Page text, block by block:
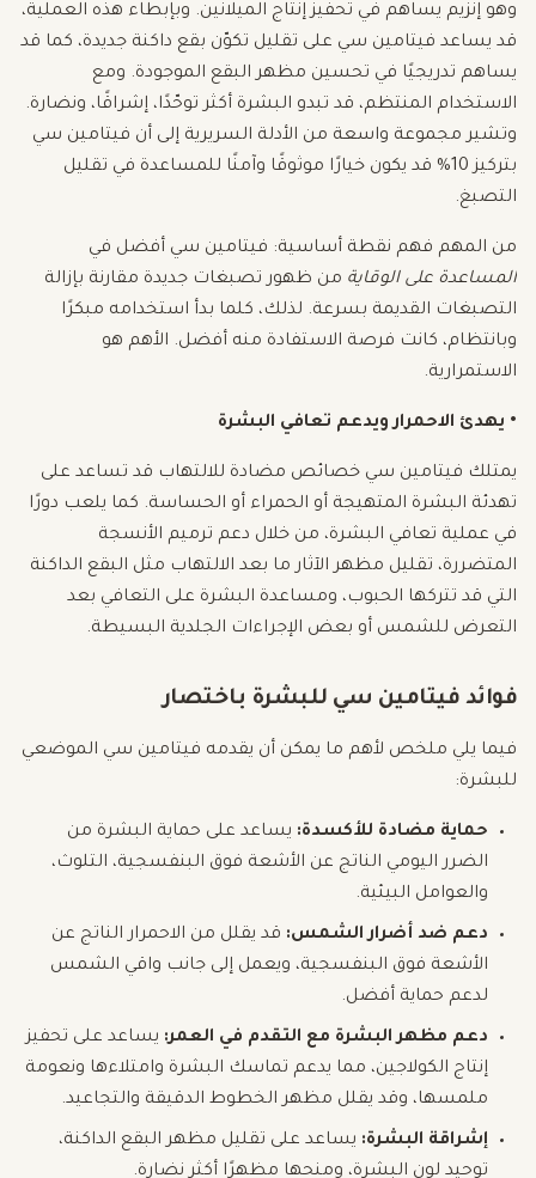
وهو إنزيم يساهم في تحفيز إنتاج الميلانين. وبإبطاء هذه العملية،
قد يساعد فيتامين سي على تقليل تكوّن بقع داكنة جديدة، كما قد
يساهم تدريجيًا في تحسين مظهر البقع الموجودة. ومع
الاستخدام المنتظم، قد تبدو البشرة أكثر توحّدًا، إشراقًا، ونضارة.
وتشير مجموعة واسعة من الأدلة السريرية إلى أن فيتامين سي
بتركيز 10% قد يكون خيارًا موثوقًا وآمنًا للمساعدة في تقليل
التصبغ.
من المهم فهم نقطة أساسية: فيتامين سي أفضل في
المساعدة على الوقاية من ظهور تصبغات جديدة مقارنة بإزالة
التصبغات القديمة بسرعة. لذلك، كلما بدأ استخدامه مبكرًا
وبانتظام، كانت فرصة الاستفادة منه أفضل. الأهم هو
الاستمرارية.
• يهدئ الاحمرار ويدعم تعافي البشرة
يمتلك فيتامين سي خصائص مضادة للالتهاب قد تساعد على
تهدئة البشرة المتهيجة أو الحمراء أو الحساسة. كما يلعب دورًا
في عملية تعافي البشرة، من خلال دعم ترميم الأنسجة
المتضررة، تقليل مظهر الآثار ما بعد الالتهاب مثل البقع الداكنة
التي قد تتركها الحبوب، ومساعدة البشرة على التعافي بعد
التعرض للشمس أو بعض الإجراءات الجلدية البسيطة.
فوائد فيتامين سي للبشرة باختصار
فيما يلي ملخص لأهم ما يمكن أن يقدمه فيتامين سي الموضعي
للبشرة:
حماية مضادة للأكسدة: يساعد على حماية البشرة من
الضرر اليومي الناتج عن الأشعة فوق البنفسجية، التلوث،
والعوامل البيئية.
دعم ضد أضرار الشمس: قد يقلل من الاحمرار الناتج عن
الأشعة فوق البنفسجية، ويعمل إلى جانب واقي الشمس
لدعم حماية أفضل.
دعم مظهر البشرة مع التقدم في العمر: يساعد على تحفيز
إنتاج الكولاجين، مما يدعم تماسك البشرة وامتلاءها ونعومة
ملمسها، وقد يقلل مظهر الخطوط الدقيقة والتجاعيد.
إشراقة البشرة: يساعد على تقليل مظهر البقع الداكنة،
توحيد لون البشرة، ومنحها مظهرًا أكثر نضارة.